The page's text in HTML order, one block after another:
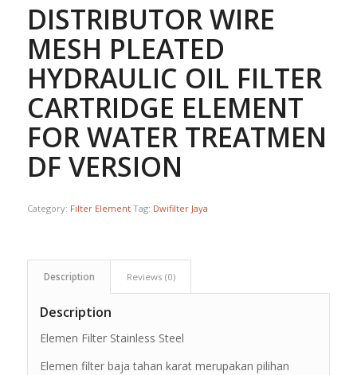
DISTRIBUTOR WIRE
MESH PLEATED
HYDRAULIC OIL FILTER
CARTRIDGE ELEMENT
FOR WATER TREATMEN
DF VERSION
Category: Filter Element Tag: Dwifilter Jaya
Description Reviews (0)
Description
Elemen Filter Stainless Steel
Elemen filter baja tahan karat merupakan pilihan